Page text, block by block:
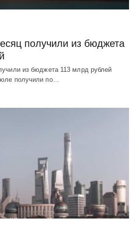
получили из бюджета
из бюджета 113 млрд рублей
получили по…